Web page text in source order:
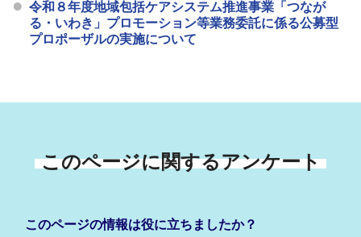
令和８年度地域包括ケアシステム推進事業「つなが
る・いわき」プロモーション等業務委託に係る公募型
プロポーザルの実施について
このページに関するアンケート
このページの情報は役に立ちましたか？